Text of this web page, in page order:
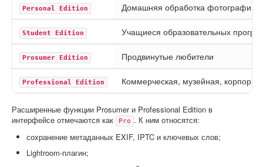
Personal Edition Домашняя обработка фотографий
Student Edition Учащиеся образовательных
Prosumer Edition Продвинутые любители
Professional Edition Коммерческая, музейная,
Расширенные функции Prosumer и Professional Edition в
интерфейсе отмечаются как
Pro . К ним относятся:
сохранение метаданных EXIF, IPTC и ключевых слов;
Lightroom-плагин;